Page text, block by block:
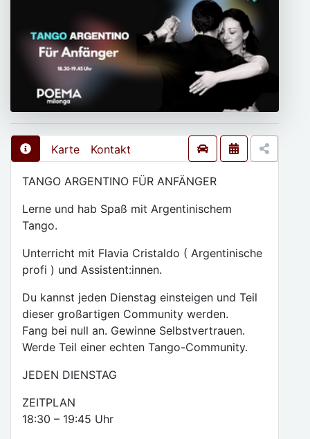
Karte Kontakt
TANGO ARGENTINO FÜR ANFÄNGER
Lerne und hab Spaß mit Argentinischem
Tango.
Unterricht mit Flavia Cristaldo ( Argentinische
profi ) und Assistent:innen.
Du kannst jeden Dienstag einsteigen und Teil
dieser großartigen Community werden.
Fang bei null an. Gewinne Selbstvertrauen.
Werde Teil einer echten Tango-Community.
JEDEN DIENSTAG
ZEITPLAN
18:30 – 19:45 Uhr